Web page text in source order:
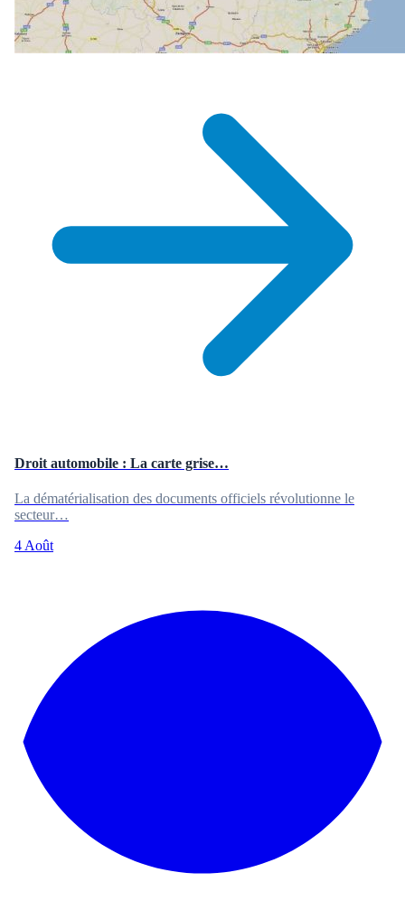
Droit automobile : La carte grise…
La dématérialisation des documents officiels révolutionne le
secteur…
4 Août